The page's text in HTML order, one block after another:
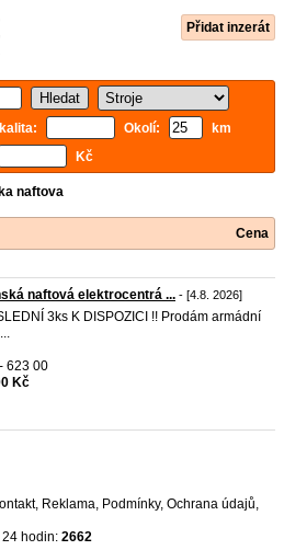
Přidat inzerát
Okolí:
km
Kč
naftova
Cena
naftová elektrocentrá ... - [4.8. 2026]
3ks K DISPOZICI !! Prodám armádní
623 00
Kč
, Reklama, Podmínky, Ochrana údajů,
24 hodin: 2662